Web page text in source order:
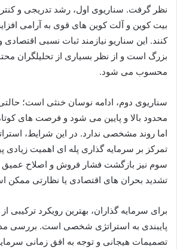
نظر گرفت. سناریوی اول، رشد تدریجی و
بیت کوین و آلت کوین های قوی به آرامی
کنند. این سناریو نیازمند ثبات نسبی
بزرگ است و از نظر بسیاری از تحلیلگران
محسوب می شود.
سناریوی دوم، ادامه نوسان خنثی است؛ حالتی
محدود بالا و پایین می شود و فرصت های
اما روند مشخصی ندارد. در این شرایط،
تمرکز بر سرمایه گذاری پله ای اهمیت زیادی
سوم نیز بازگشت فشار فروش و اصلاح
تشدید بحران های اقتصادی یا نظارتی ممکن
برای سرمایه گذاران، بهترین رویکرد ترکیبی
پایبندی به استراتژی شخصی است. بررسی
تصمیمات هیجانی و توجه به افق زمانی